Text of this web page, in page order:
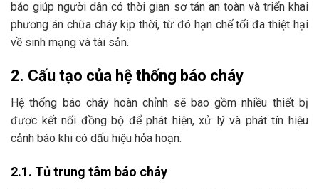
báo giúp người dân có thời gian sơ tán an toàn và triển khai
phương án chữa cháy kịp thời, từ đó hạn chế tối đa thiệt hại
về sinh mạng và tài sản.
2. Cấu tạo của hệ thống báo cháy
Hệ thống báo cháy hoàn chỉnh sẽ bao gồm nhiều thiết bị
được kết nối đồng bộ để phát hiện, xử lý và phát tín hiệu
cảnh báo khi có dấu hiệu hỏa hoạn.
2.1. Tủ trung tâm báo cháy